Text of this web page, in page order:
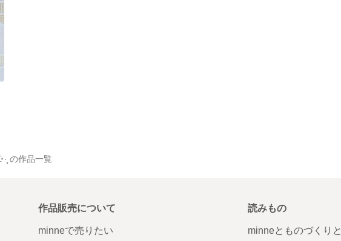
の作品一覧
作品販売について
minneで売りたい
読みもの
minneとものづくりと